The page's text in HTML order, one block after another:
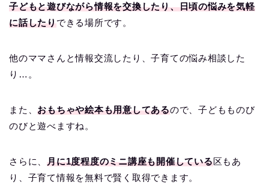
子どもと遊びながら情報を交換したり、日頃の悩みを気軽
に話したりできる場所です。
他のママさんと情報交流したり、子育ての悩み相談した
り…。
また、おもちゃや絵本も用意してあるので、子どもものび
のびと遊べますね。
さらに、月に1度程度のミニ講座も開催している区もあ
り、子育て情報を無料で賢く取得できます。